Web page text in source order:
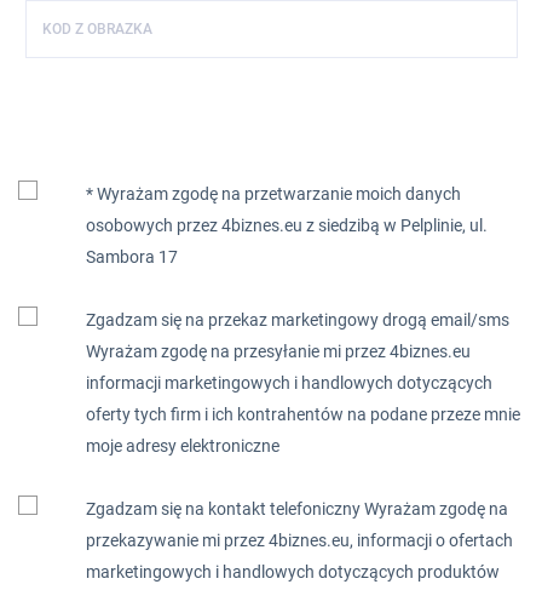
KOD Z OBRAZKA
* Wyrażam zgodę na przetwarzanie moich danych
osobowych przez 4biznes.eu z siedzibą w Pelplinie, ul.
Sambora 17
Zgadzam się na przekaz marketingowy drogą email/sms
Wyrażam zgodę na przesyłanie mi przez 4biznes.eu
informacji marketingowych i handlowych dotyczących
oferty tych firm i ich kontrahentów na podane przeze mnie
moje adresy elektroniczne
Zgadzam się na kontakt telefoniczny Wyrażam zgodę na
przekazywanie mi przez 4biznes.eu, informacji o ofertach
marketingowych i handlowych dotyczących produktów